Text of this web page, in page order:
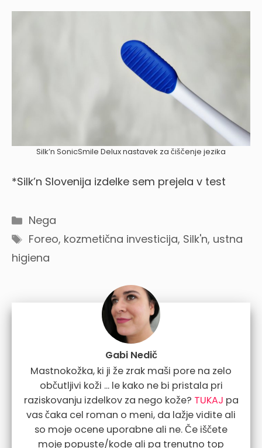
Silk’n SonicSmile Delux nastavek za čiščenje jezika
*Silk’n Slovenija izdelke sem prejela v test
Categories
Nega
Tags
Foreo, kozmetična investicija, Silk'n, ustna
higiena
Gabi Nedič
Mastnokožka, ki ji že zrak maši pore na zelo
občutljivi koži ... le kako ne bi pristala pri
raziskovanju izdelkov za nego kože? TUKAJ pa
vas čaka cel roman o meni, da lažje vidite ali
so moje ocene uporabne ali ne. Če iščete
moje popuste/kode ali pa trenutno top